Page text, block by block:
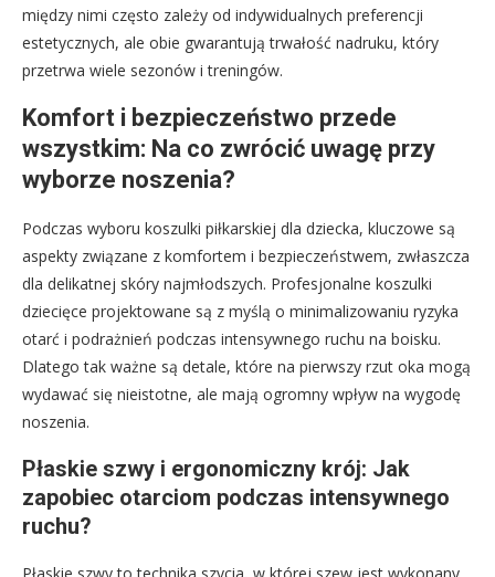
między nimi często zależy od indywidualnych preferencji
estetycznych, ale obie gwarantują trwałość nadruku, który
przetrwa wiele sezonów i treningów.
Komfort i bezpieczeństwo przede
wszystkim: Na co zwrócić uwagę przy
wyborze noszenia?
Podczas wyboru koszulki piłkarskiej dla dziecka, kluczowe są
aspekty związane z komfortem i bezpieczeństwem, zwłaszcza
dla delikatnej skóry najmłodszych. Profesjonalne koszulki
dziecięce projektowane są z myślą o minimalizowaniu ryzyka
otarć i podrażnień podczas intensywnego ruchu na boisku.
Dlatego tak ważne są detale, które na pierwszy rzut oka mogą
wydawać się nieistotne, ale mają ogromny wpływ na wygodę
noszenia.
Płaskie szwy i ergonomiczny krój: Jak
zapobiec otarciom podczas intensywnego
ruchu?